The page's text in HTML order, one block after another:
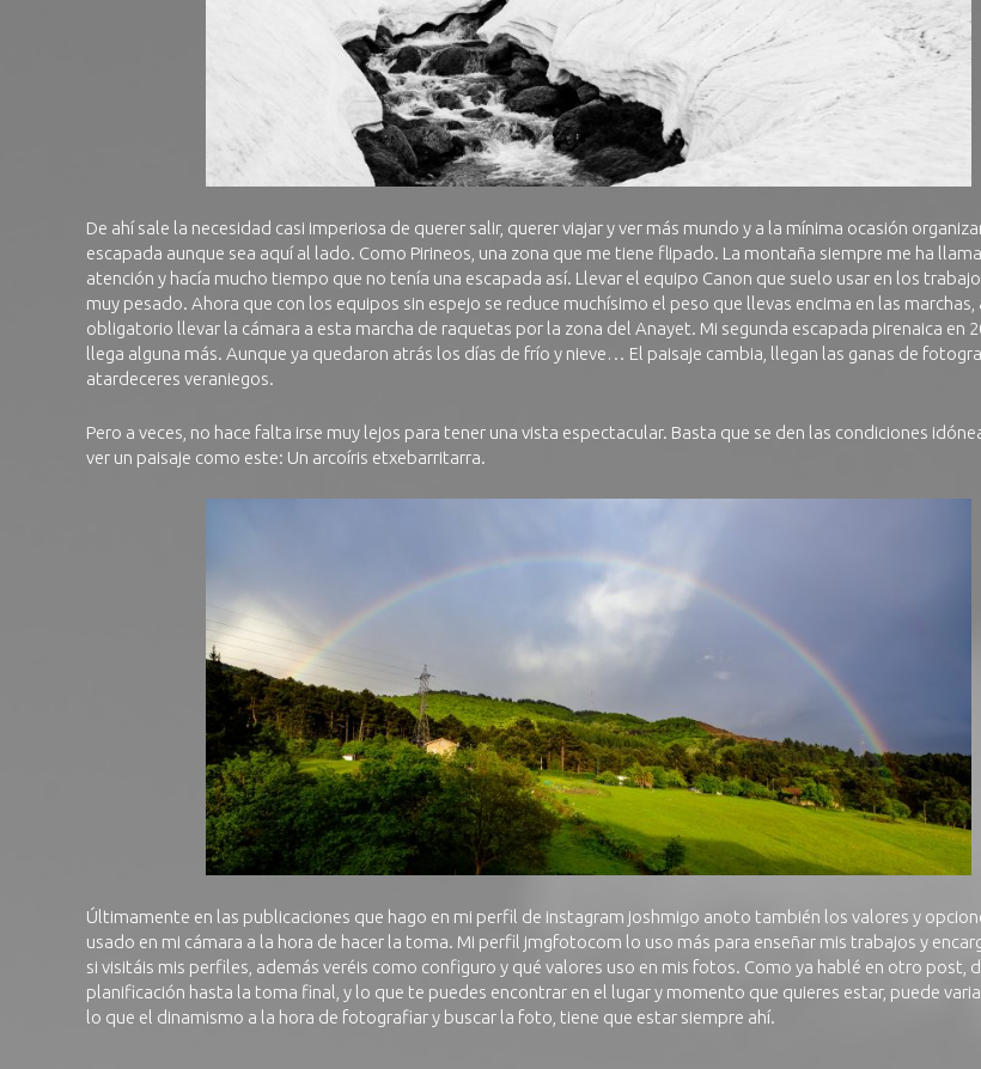
De ahí sale la necesidad casi imperiosa de querer salir, querer viajar y ver más mundo y a la mínima ocasión
escapada aunque sea aquí al lado. Como Pirineos, una zona que me tiene flipado. La montaña siempre me ha
atención y hacía mucho tiempo que no tenía una escapada así. Llevar el equipo Canon que suelo usar en los
muy pesado. Ahora que con los equipos sin espejo se reduce muchísimo el peso que llevas encima en las marchas,
obligatorio llevar la cámara a esta marcha de raquetas por la zona del Anayet. Mi segunda escapada pirenaica en
llega alguna más. Aunque ya quedaron atrás los días de frío y nieve… El paisaje cambia, llegan las ganas de
atardeceres veraniegos.
Pero a veces, no hace falta irse muy lejos para tener una vista espectacular. Basta que se den las condiciones
ver un paisaje como este: Un arcoíris etxebarritarra.
Últimamente en las publicaciones que hago en mi perfil de instagram joshmigo anoto también los valores y
usado en mi cámara a la hora de hacer la toma. Mi perfil jmgfotocom lo uso más para enseñar mis trabajos y
si visitáis mis perfiles, además veréis como configuro y qué valores uso en mis fotos. Como ya hablé en otro post,
planificación hasta la toma final , y lo que te puedes encontrar en el lugar y momento que quieres estar, puede
lo que el dinamismo a la hora de fotografiar y buscar la foto, tiene que estar siempre ahí.